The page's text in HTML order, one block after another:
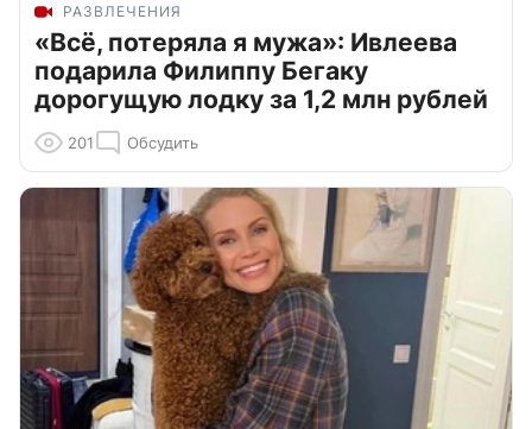
РАЗВЛЕЧЕНИЯ
«Всё, потеряла я мужа»: Ивлеева
подарила Филиппу Бегаку
дорогущую лодку за 1,2 млн рублей
201 Обсудить